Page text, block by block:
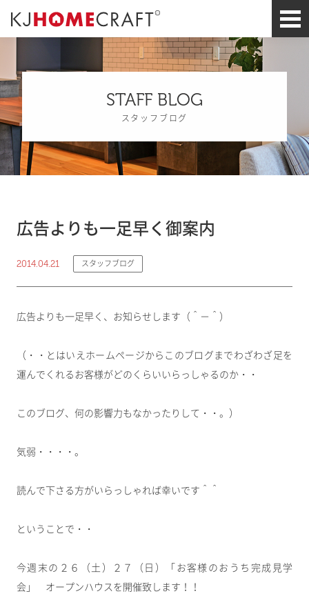
STAFF BLOG
スタッフブログ
広告よりも一足早く御案内
2014.04.21 スタッフブログ
広告よりも一足早く、お知らせします（＾－＾）
（・・とはいえホームページからこのブログまでわざわざ足を
運んでくれるお客様がどのくらいいらっしゃるのか・・
このブログ、何の影響力もなかったりして・・。）
気弱・・・・。
読んで下さる方がいらっしゃれば幸いです＾＾
ということで・・
今週末の２６（土）２７（日）「お客様のおうち完成見学
会」 オープンハウスを開催致します！！